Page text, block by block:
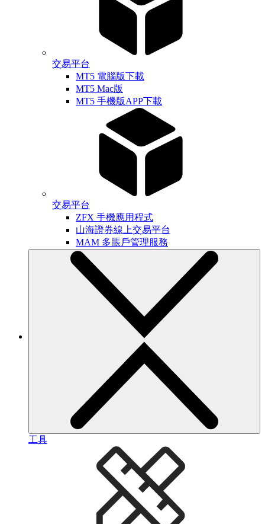
交易平台
MT5 電腦版下載
MT5 Mac版
MT5 手機版APP下載
交易平台
ZFX 手機應用程式
山海證券線上交易平台
MAM 多賬戶管理服務
工具